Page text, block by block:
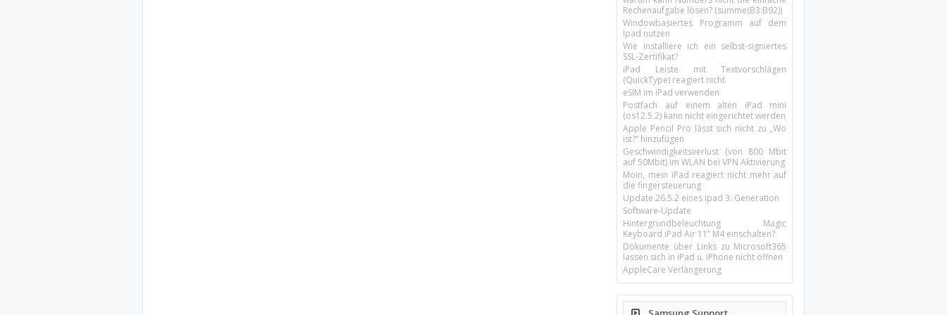
Rechenaufgabe lösen? (summe(B3:B92))
Windowbasiertes Programm auf dem
Ipad nutzen
Wie installiere ich ein selbst-signiertes
SSL-Zertifikat?
iPad Leiste mit Textvorschlägen
(QuickType) reagiert nicht
eSIM im iPad verwenden
Postfach auf einem alten iPad mini
(os12.5.2) kann nicht eingerichtet werden
Apple Pencil Pro lässt sich nicht zu „Wo
ist?“ hinzufügen
Geschwindigkeitsverlust (von 800 Mbit
auf 50Mbit) im WLAN bei VPN Aktivierung
Moin, mein iPad reagiert nicht mehr auf
die fingersteuerung
Update 26.5.2 eines ipad 3. Generation
Software-Update
Hintergrundbeleuchtung Magic
Keyboard iPad Air 11’’ M4 einschalten?
Dokumente über Links zu Microsoft365
lassen sich in iPad u. iPhone nicht öffnen
AppleCare Verlängerung